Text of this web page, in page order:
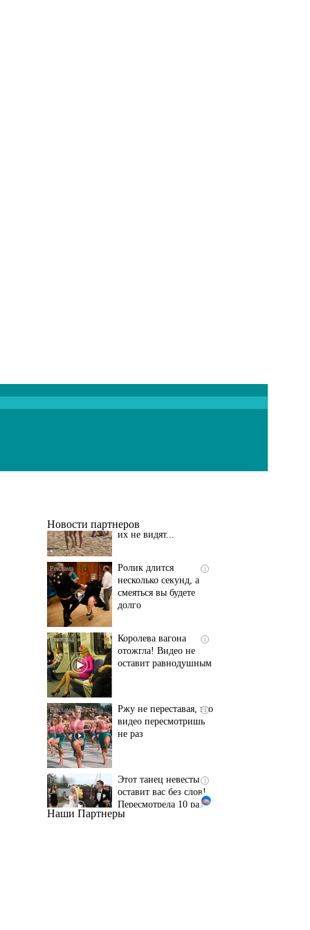
Новости партнеров
Ролик длится
смеяться вы будете
долго
Королева вагона
оставит равнодушным
не раз
Пересмотрела 10 раз
Ролик длится пару
Наши Партнеры